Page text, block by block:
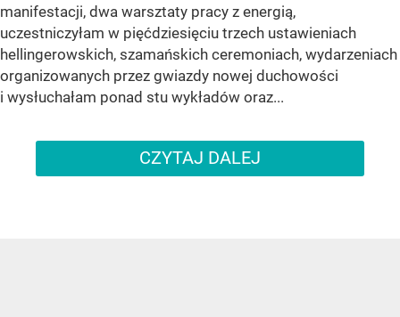
manifestacji, dwa warsztaty pracy z energią,
uczestniczyłam w pięćdziesięciu trzech ustawieniach
hellingerowskich, szamańskich ceremoniach, wydarzeniach
organizowanych przez gwiazdy nowej duchowości
i wysłuchałam ponad stu wykładów oraz...
CZYTAJ DALEJ